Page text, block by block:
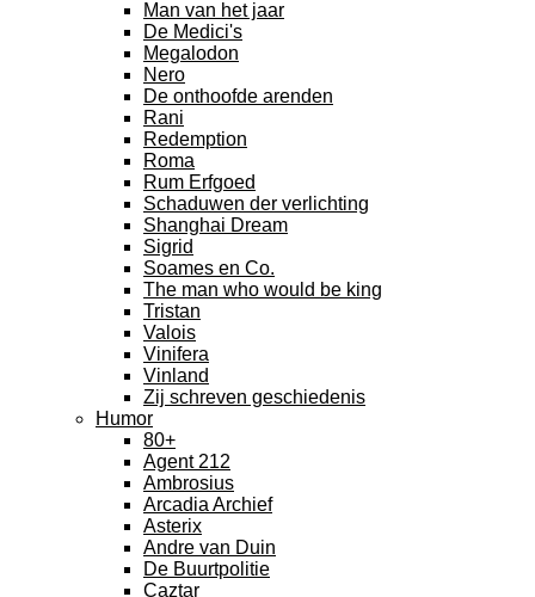
Man van het jaar
De Medici's
Megalodon
Nero
De onthoofde arenden
Rani
Redemption
Roma
Rum Erfgoed
Schaduwen der verlichting
Shanghai Dream
Sigrid
Soames en Co.
The man who would be king
Tristan
Valois
Vinifera
Vinland
Zij schreven geschiedenis
Humor
80+
Agent 212
Ambrosius
Arcadia Archief
Asterix
Andre van Duin
De Buurtpolitie
Caztar